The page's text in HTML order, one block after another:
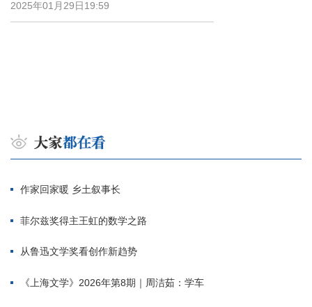
2025年01月29日19:59
作家回家暖 乡土叙事长
菲尔兹奖得主王虹的数学之路
从鲁迅文学奖看创作新趋势
《上海文学》2026年第8期｜周洁茹：学车